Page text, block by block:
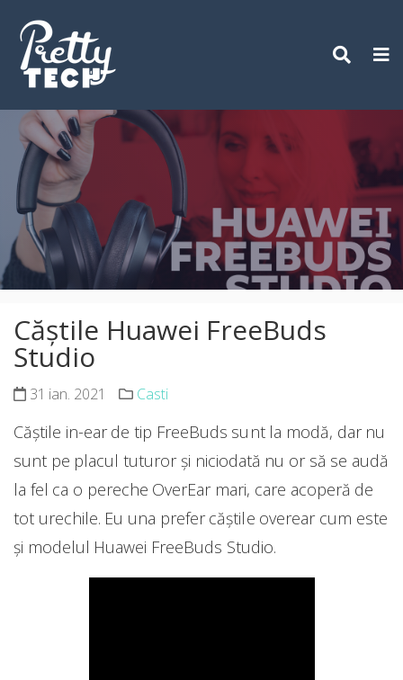
content
Căștile Huawei FreeBuds
Studio
31 ian. 2021 Casti
Căștile in-ear de tip FreeBuds sunt la modă, dar nu
sunt pe placul tuturor și niciodată nu or să se audă
la fel ca o pereche OverEar mari, care acoperă de
tot urechile. Eu una prefer căștile overear cum este
și modelul Huawei FreeBuds Studio.